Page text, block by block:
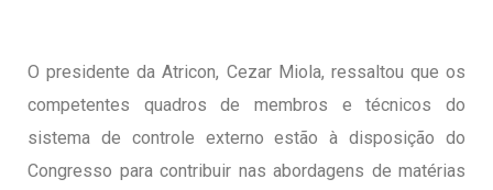
O presidente da Atricon, Cezar Miola, ressaltou que os
competentes quadros de membros e técnicos do
sistema de controle externo estão à disposição do
Congresso para contribuir nas abordagens de matérias